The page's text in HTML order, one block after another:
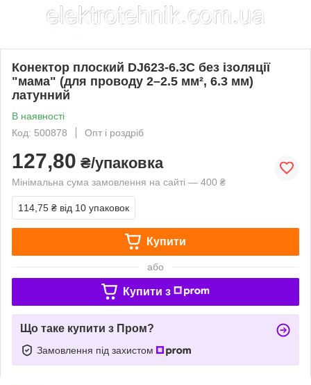
Конектор плоский DJ623-6.3C без ізоляції
"мама" (для проводу 2–2.5 мм², 6.3 мм)
латунний
В наявності
Код: 500878
Опт і роздріб
127,80 ₴/упаковка
Мінімальна сума замовлення на сайті — 400 ₴
114,75 ₴ від 10 упаковок
Купити
або
Купити з
Що таке купити з Пром?
Замовлення під захистом